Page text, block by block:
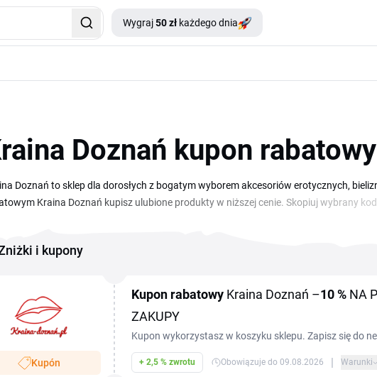
Wygraj50 zł każdego dnia
Doznań kupon rabatowy
Doznań to sklep dla dorosłych z bogatym wyborem akcesoriów erotycznych,
Kraina Doznań kupisz ulubione produkty w niższej cenie. Skopiuj wybrany
próbie nowych produktów z asortymentu sklepu.
i kupony
Kupón
Kupon rabatowy Kraina Doznań –10 % NA
ZAKUPY
Kupon wykorzystasz w koszyku sklepu. Zapisz się do
otrzymaj 10% zniżki na pierwszy zakup.
+ 2,5 % zwrotu Obowiązuje do 09.08.2026 | Warunki